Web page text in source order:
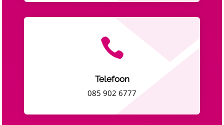

Telefoon
085 902 6777